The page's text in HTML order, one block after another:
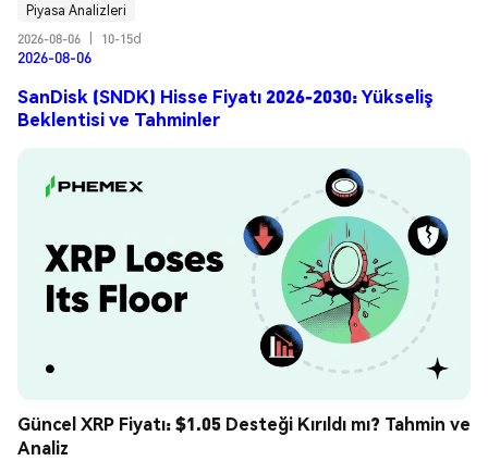
Piyasa Analizleri
2026-08-06
10-15d
2026-08-06
SanDisk (SNDK) Hisse Fiyatı 2026-2030: Yükseliş
Beklentisi ve Tahminler
Güncel XRP Fiyatı: $1.05 Desteği Kırıldı mı? Tahmin ve
Analiz